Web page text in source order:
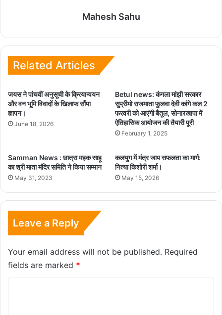
Mahesh Sahu
Related Articles
जयस ने पांचवीं अनुसूची के क्रियान्वयन
और वन भूमि विवादों के खिलाफ सौंपा
ज्ञापन।
June 18, 2026
Betul news: कंगला मांझी सरकार
सुप्रीमो राजमाता फुलवा देवी कांगे कल 2
फरवरी को आएंगी बैतूल, सोनारखापा में
ऐतिहासिक आयोजन की तैयारी पूरी
February 1, 2025
Samman News : छात्रा महक साहू
का श्री माता मंदिर समिति ने किया सम्मान
May 31, 2023
कलयुग में मंत्र जाप सफलता का मार्ग:
नित्या किशोरी शर्मा।
May 15, 2026
Leave a Reply
Your email address will not be published. Required
fields are marked *